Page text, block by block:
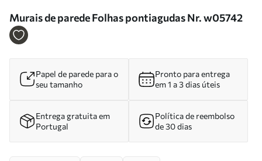
Murais de parede Folhas pontiagudas Nr. w05742
Papel de parede para o
seu tamanho
Pronto para entrega
em 1 a 3 dias úteis
Entrega gratuita em
Portugal
Política de reembolso
de 30 dias